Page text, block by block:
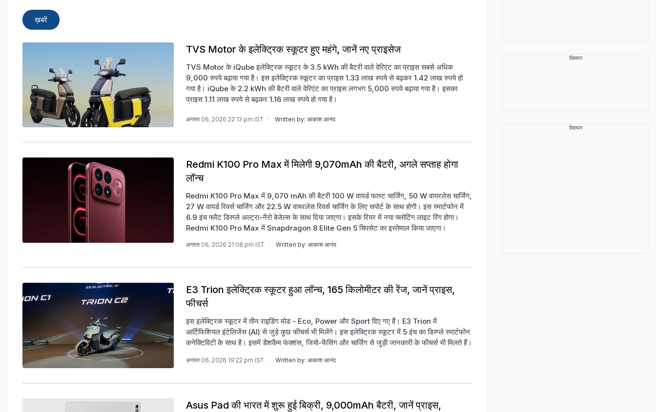
ख़बरें
TVS Motor के इलेक्ट्रिक स्कूटर हुए महंगे, जानें नए प्राइसेज
TVS Motor के iQube इलेक्ट्रिक स्कूटर के 3.5 kWh की बैटरी वाले वेरिएंट का प्राइस सबसे अधिक
9,000 रुपये बढ़ाया गया है। इस इलेक्ट्रिक स्कूटर का प्राइस 1.33 लाख रुपये से बढ़कर 1.42 लाख रुपये हो
गया है। iQube के 2.2 kWh की बैटरी वाले वेरिएंट का प्राइस लगभग 5,000 रुपये बढ़ाया गया है। इसका
प्राइस 1.11 लाख रुपये से बढ़कर 1.16 लाख रुपये हो गया है।
अगस्त 06, 2026 22:13 pm IST Written by: आकाश आनंद
Redmi K100 Pro Max में मिलेगी 9,070mAh की बैटरी, अगले सप्ताह होगा
लॉन्च
Redmi K100 Pro Max में 9,070 mAh की बैटरी 100 W वायर्ड फास्ट चार्जिंग, 50 W वायरलेस चार्जिंग,
27 W वायर्ड रिवर्स चार्जिंग और 22.5 W वायरलेस रिवर्स चार्जिंग के लिए सपोर्ट के साथ होगी। इस स्मार्टफोन में
6.9 इंच फ्लैट डिस्प्ले अल्ट्रा-नैरो बेजेल्स के साथ दिया जाएगा। इसके रियर में नया फ्लोटिंग लाइट रिंग होगा।
Redmi K100 Pro Max में Snapdragon 8 Elite Gen 5 चिपसेट का इस्तेमाल किया जाएगा।
अगस्त 06, 2026 21:08 pm IST Written by: आकाश आनंद
E3 Trion इलेक्ट्रिक स्कूटर हुआ लॉन्च, 165 किलोमीटर की रेंज, जानें प्राइस,
फीचर्स
इस इलेक्ट्रिक स्कूटर में तीन राइडिंग मोड - Eco, Power और Sport दिए गए हैं। E3 Trion में
आर्टिफिशियल इंटेलिजेंस (AI) से जुड़े कुछ फीचर्स भी मिलेंगे। इस इलेक्ट्रिक स्कूटर में 5 इंच का डिस्प्ले स्मार्टफोन
कनेक्टिविटी के साथ है। इसमें डैशकैम फंक्शंस, जियो-फेंसिंग और चार्जिंग से जुड़ी जानकारी के फीचर्स भी मिलते हैं।
अगस्त 06, 2026 19:22 pm IST Written by: आकाश आनंद
Asus Pad की भारत में शुरू हुई बिक्री, 9,000mAh बैटरी, जानें प्राइस,
विज्ञापन
विज्ञापन